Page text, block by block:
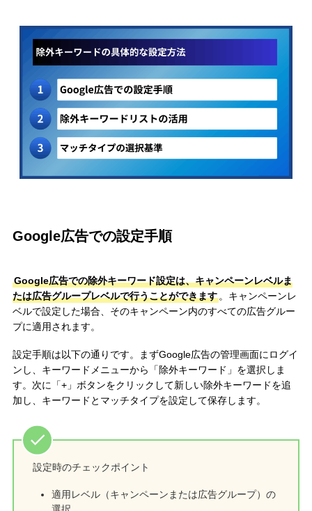
Google広告での設定手順
Google広告での除外キーワード設定は、キャンペーンレベルま
たは広告グループレベルで行うことができます。キャンペーンレ
ベルで設定した場合、そのキャンペーン内のすべての広告グルー
プに適用されます。
設定手順は以下の通りです。まずGoogle広告の管理画面にログイ
ンし、キーワードメニューから「除外キーワード」を選択しま
す。次に「+」ボタンをクリックして新しい除外キーワードを追
加し、キーワードとマッチタイプを設定して保存します。
設定時のチェックポイント
適用レベル（キャンペーンまたは広告グループ）の